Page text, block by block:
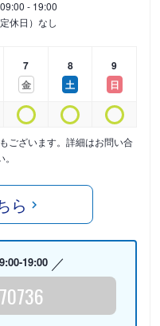
09:00 - 19:00
定休日）なし
7
金
8
土
9
日
ございます。詳細はお問い合
ら
19:00